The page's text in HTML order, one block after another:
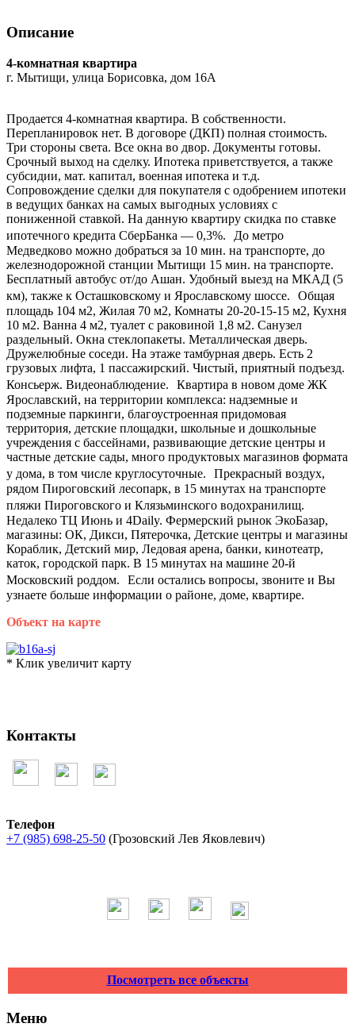
Описание
4-комнатная квартира
г. Мытищи, улица Борисовка, дом 16А
Продается 4-комнатная квартира. В собственности.
Перепланировок нет. В договоре (ДКП) полная стоимость.
Три стороны света. Все окна во двор. Документы готовы.
Срочный выход на сделку. Ипотека приветствуется, а также
субсидии, мат. капитал, военная ипотека и т.д.
Сопровождение сделки для покупателя с одобрением ипотеки
в ведущих банках на самых выгодных условиях с
пониженной ставкой. На данную квартиру скидка по ставке
ипотечного кредита СберБанка — 0,3%. До метро
Медведково можно добраться за 10 мин. на транспорте, до
железнодорожной станции Мытищи 15 мин. на транспорте.
Бесплатный автобус от/до Ашан. Удобный выезд на МКАД (5
км), также к Осташковскому и Ярославскому шоссе. Общая
площадь 104 м2, Жилая 70 м2, Комнаты 20-20-15-15 м2, Кухня
10 м2. Ванна 4 м2, туалет с раковиной 1,8 м2. Санузел
раздельный. Окна стеклопакеты. Металлическая дверь.
Дружелюбные соседи. На этаже тамбурная дверь. Есть 2
грузовых лифта, 1 пассажирский. Чистый, приятный подъезд.
Консьерж. Видеонаблюдение. Квартира в новом доме ЖК
Ярославский, на территории комплекса: надземные и
подземные паркинги, благоустроенная придомовая
территория, детские площадки, школьные и дошкольные
учреждения с бассейнами, развивающие детские центры и
частные детские сады, много продуктовых магазинов формата
у дома, в том числе круглосуточные. Прекрасный воздух,
рядом Пироговский лесопарк, в 15 минутах на транспорте
пляжи Пироговского и Клязьминского водохранилищ.
Недалеко ТЦ Июнь и 4Daily. Фермерский рынок ЭкоБазар,
магазины: ОК, Дикси, Пятерочка, Детские центры и магазины
Кораблик, Детский мир, Ледовая арена, банки, кинотеатр,
каток, городской парк. В 15 минутах на машине 20-й
Московский роддом. Если остались вопросы, звоните и Вы
узнаете больше информации о районе, доме, квартире.
Объект на карте
* Клик увеличит карту
Контакты
Телефон
+7 (985) 698-25-50 (Грозовский Лев Яковлевич)
Посмотреть все объекты
Меню